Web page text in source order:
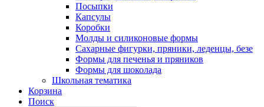
Посыпки
Капсулы
Коробки
Молды и силиконовые формы
Сахарные фигурки, пряники, леденцы, безе
Формы для печенья и пряников
Формы для шоколада
Школьная тематика
Корзина
Поиск